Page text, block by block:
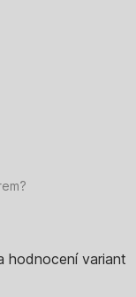
hodnocení variant